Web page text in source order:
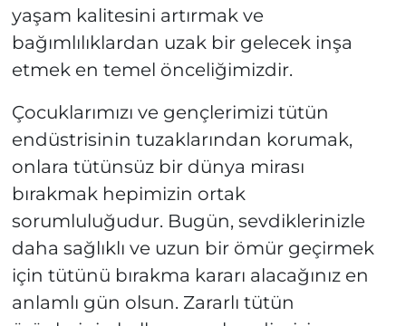
yaşam kalitesini artırmak ve
bağımlılıklardan uzak bir gelecek inşa
etmek en temel önceliğimizdir.
Çocuklarımızı ve gençlerimizi tütün
endüstrisinin tuzaklarından korumak,
onlara tütünsüz bir dünya mirası
bırakmak hepimizin ortak
sorumluluğudur. Bugün, sevdiklerinizle
daha sağlıklı ve uzun bir ömür geçirmek
için tütünü bırakma kararı alacağınız en
anlamlı gün olsun. Zararlı tütün